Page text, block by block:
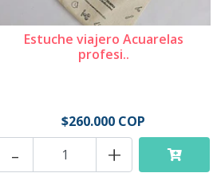
Estuche viajero Acuarelas
profesi..
$260.000 COP
+
-